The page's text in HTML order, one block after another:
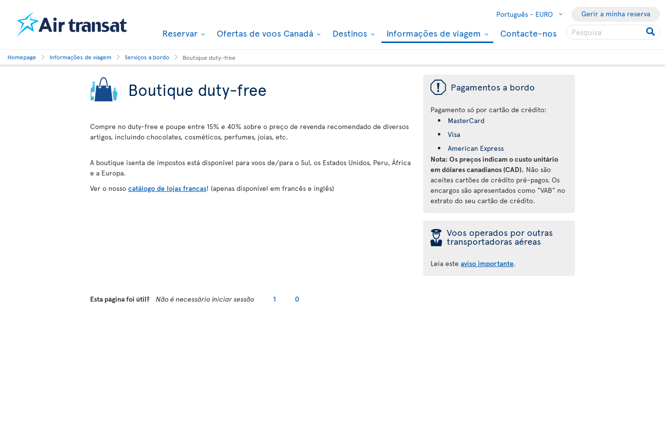
Português - EURO Gerir a minha reserva
Reservar Ofertas de voos Canadá Destinos Informações de viagem Contacte-nos
Homepage Informações de viagem Serviços a bordo Boutique duty-free
Boutique duty-free
Compre no duty-free e poupe entre 15% e 40% sobre o preço de revenda recomendado de diversos
artigos, incluindo chocolates, cosméticos, perfumes, joias, etc.
A boutique isenta de impostos está disponível para voos de/para o Sul, os Estados Unidos, Peru, África
e a Europa.
Ver o nosso catálogo de lojas francas! (apenas disponível em francês e inglês)
ü Pagamentos a bordo
Pagamento só por cartão de crédito:
MasterCard
Visa
American Express
Nota: Os preços indicam o custo unitário
em dólares canadianos (CAD). Não são
aceites cartões de crédito pré-pagos. Os
encargos são apresentados como "VAB" no
extrato do seu cartão de crédito.
þ Voos operados por outras
transportadoras aéreas
Leia esteaviso importante.
Esta página foi útil? Não é necessário iniciar sessão 1 0